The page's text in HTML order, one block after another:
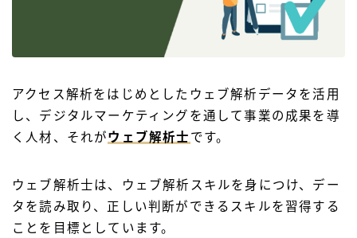
アクセス解析をはじめとしたウェブ解析データを活用
し、デジタルマーケティングを通して事業の成果を導
く人材、それがウェブ解析士 です。
ウェブ解析士は、ウェブ解析スキルを身につけ、デー
タを読み取り、正しい判断ができるスキルを習得する
ことを目標としています。